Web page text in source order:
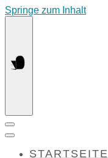
Springe zum Inhalt
STARTSEITE